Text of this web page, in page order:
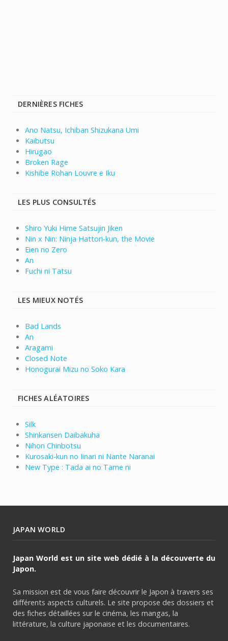
DERNIÈRES FICHES
Ano Natsu, Ichiban Shizukana Umi
Kaibutsu
Hirugao
Broken Rage
Kishibe Rohan Louvre e Iku
LES PLUS CONSULTÉS
Shiro Yuki Hime Satsujin Jiken
Nin x Nin: Ninja Hattori-kun, the Movie
Eien no Zero
An
Fuchi ni Tatsu
LES MIEUX NOTÉS
Bad Lands
An
Aragami
Closed Note
Honogurai Mizu no Soko Kara
FICHES ALÉATOIRES
Silk
Shinkansen Daibakuha
Nihon Chinbotsu
Kurosaki-kun no Iinari ni Nante Naranai
New Type : Tada ai no Tame ni
JAPAN WORLD
Japan World est un site web dédié à la découverte du
Japon.
Sa mission est de vous faire découvrir le Japon à travers ses
différents aspects culturels. Le site propose des dossiers et
des fiches détaillées sur le cinéma, les mangas, la
littérature, la culture japonaise et les documentaires.